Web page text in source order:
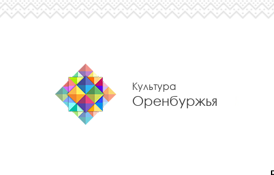
Культура
Оренбуржья